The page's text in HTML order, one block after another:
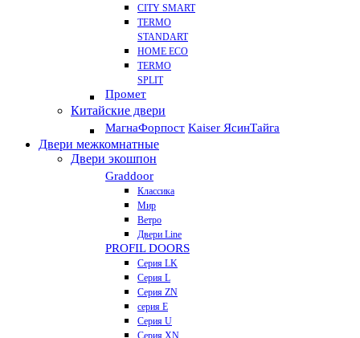
CITY SMART
TERMO
STANDART
HOME ECO
ТЕRМО
SPLIT
Промет
Китайские двери
МагнаФорпост Kaiser ЯсинТайга
Двери межкомнатные
Двери экошпон
Graddoor
Классика
Мир
Ветро
Двери Line
PROFIL DOORS
Серия LK
Серия L
Серия ZN
серия E
Серия U
Серия XN